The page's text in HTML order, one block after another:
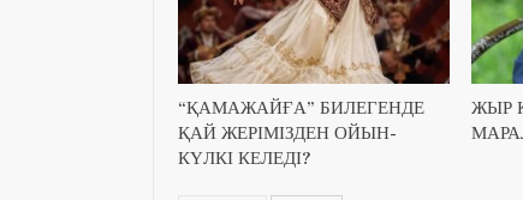
“ҚАМАЖАЙҒА” БИЛЕГЕНДЕ
ҚАЙ ЖЕРІМІЗДЕН ОЙЫН-
КҮЛКІ КЕЛЕДІ?
ЖЫР